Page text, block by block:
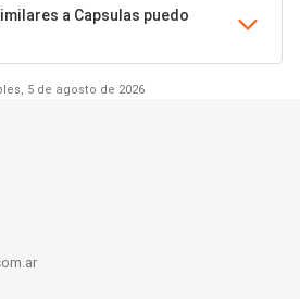
a Capsulas puedo
5 de agosto de 2026